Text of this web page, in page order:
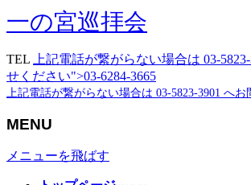
一の宮巡拝会
TEL
上記電話が繋がらない場合は 03-
せください">03-6284-3665
上記電話が繋がらない場合は 03-5823-3901 へ
MENU
メニューを飛ばす